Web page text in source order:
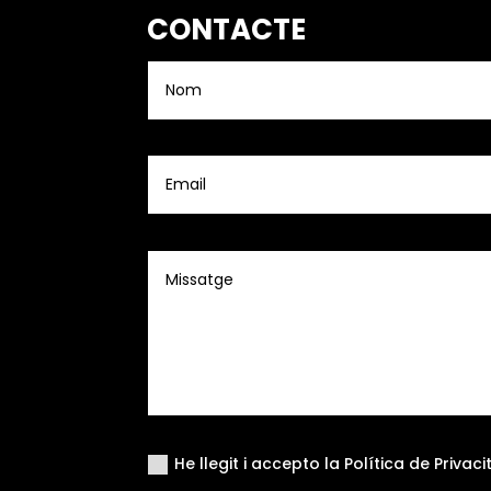
CONTACTE
He llegit i accepto la Política de